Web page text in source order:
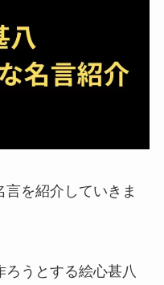
を紹介していきま
うとする絵心甚八